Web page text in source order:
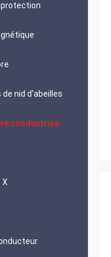
de nid d'abeilles
conductrice
X